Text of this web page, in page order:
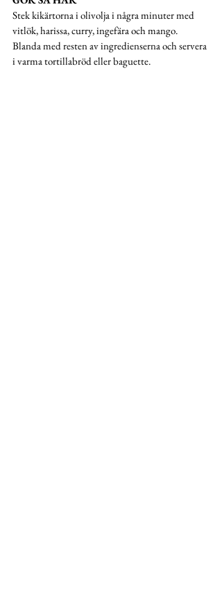
Stek kikärtorna i olivolja i några minuter med
vitlök, harissa, curry, ingefära och mango.
Blanda med resten av ingredienserna och servera
i varma tortillabröd eller baguette.